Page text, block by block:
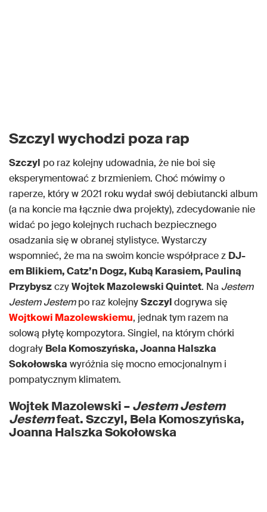
Szczyl wychodzi poza rap
Szczyl po raz kolejny udowadnia, że nie boi się
eksperymentować z brzmieniem. Choć mówimy o
raperze, który w 2021 roku wydał swój debiutancki album
(a na koncie ma łącznie dwa projekty), zdecydowanie nie
widać po jego kolejnych ruchach bezpiecznego
osadzania się w obranej stylistyce. Wystarczy
wspomnieć, że ma na swoim koncie współprace z DJ-
em Blikiem, Catz’n Dogz, Kubą Karasiem, Pauliną
PrzybyszczyWojtek Mazolewski Quintet. Na Jestem
Jestem Jestempo raz kolejnySzczyldogrywa się
Wojtkowi Mazolewskiemu, jednak tym razem na
solową płytę kompozytora. Singiel, na którym chórki
dograły Bela Komoszyńska, Joanna Halszka
Sokołowska wyróżnia się mocno emocjonalnym i
pompatycznym klimatem.
Wojtek Mazolewski –Jestem Jestem
Jestemfeat. Szczyl, Bela Komoszyńska,
Joanna Halszka Sokołowska